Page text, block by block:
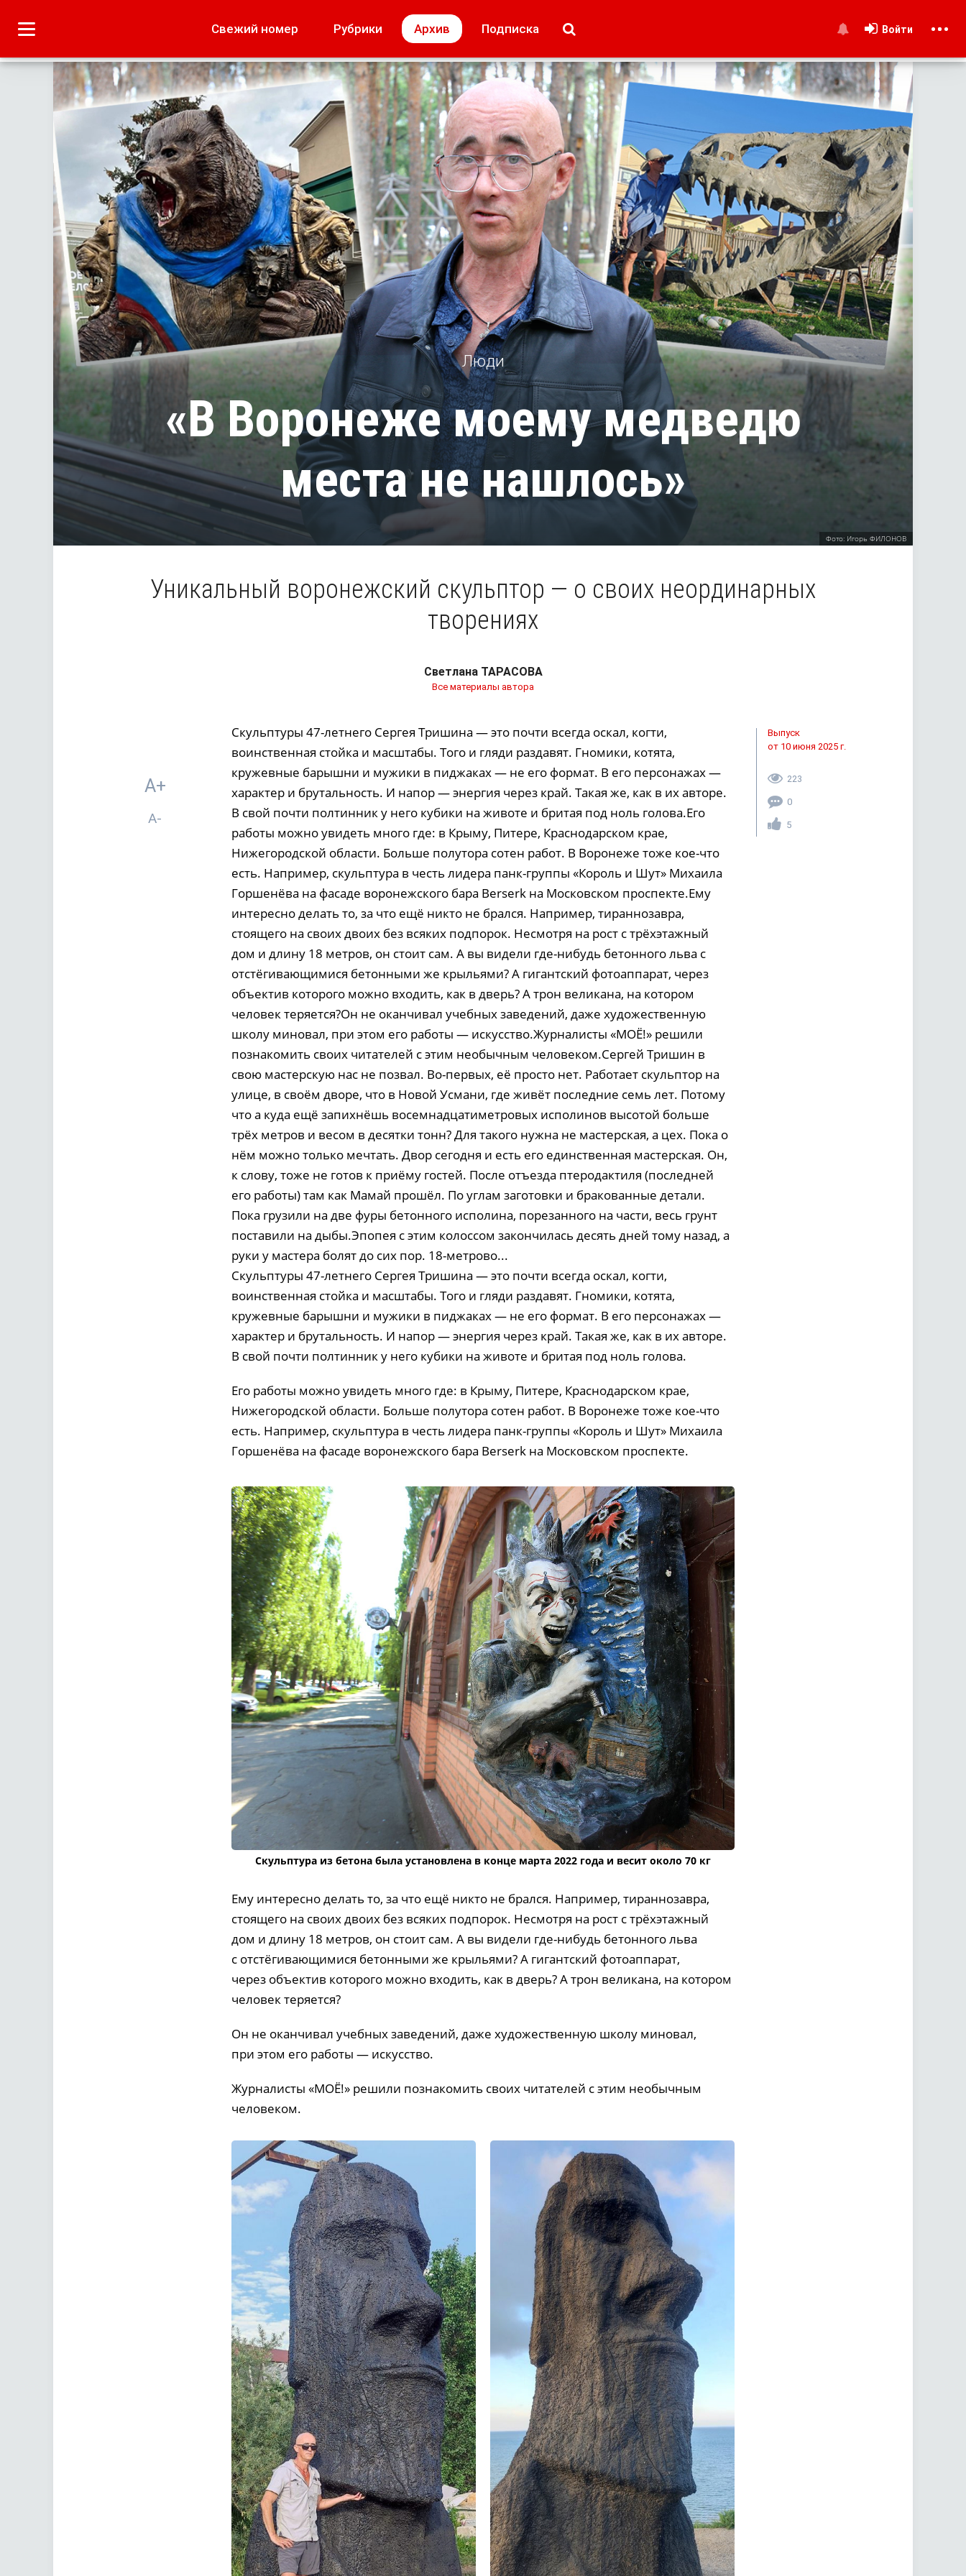
Свежий номер Рубрики Архив Подписка Войти
Лето наших читателей
МОЁ! Плюс Липецк
Образование + карьера
Свадьба недели
Люди
«В Воронеже моему медведю
места не нашлось»
Фото: Игорь ФИЛОНОВ
Уникальный воронежский скульптор — о своих неординарных
творениях
Светлана ТАРАСОВА
Все материалы автора
A+
A-
Скульптуры 47-летнего Сергея Тришина — это почти всегда оскал, когти,
воинственная стойка и масштабы. Того и гляди раздавят. Гномики, котята,
кружевные барышни и мужики в пиджаках — не его формат. В его персонажах —
характер и брутальность. И напор — энергия через край. Такая же, как в их авторе.
В свой почти полтинник у него кубики на животе и бритая под ноль голова.Его
работы можно увидеть много где: в Крыму, Питере, Краснодарском крае,
Нижегородской области. Больше полутора сотен работ. В Воронеже тоже кое-что
есть. Например, скульптура в честь лидера панк-группы «Король и Шут» Михаила
Горшенёва на фасаде воронежского бара Berserk на Московском проспекте.Ему
интересно делать то, за что ещё никто не брался. Например, тираннозавра,
стоящего на своих двоих без всяких подпорок. Несмотря на рост с трёхэтажный
дом и длину 18 метров, он стоит сам. А вы видели где-нибудь бетонного льва с
отстёгивающимися бетонными же крыльями? А гигантский фотоаппарат, через
объектив которого можно входить, как в дверь? А трон великана, на котором
человек теряется?Он не оканчивал учебных заведений, даже художественную
школу миновал, при этом его работы — искусство.Журналисты «МОЁ!» решили
познакомить своих читателей с этим необычным человеком.Сергей Тришин в
свою мастерскую нас не позвал. Во-первых, её просто нет. Работает скульптор на
улице, в своём дворе, что в Новой Усмани, где живёт последние семь лет. Потому
что а куда ещё запихнёшь восемнадцатиметровых исполинов высотой больше
трёх метров и весом в десятки тонн? Для такого нужна не мастерская, а цех. Пока о
нём можно только мечтать. Двор сегодня и есть его единственная мастерская. Он,
к слову, тоже не готов к приёму гостей. После отъезда птеродактиля (последней
его работы) там как Мамай прошёл. По углам заготовки и бракованные детали.
Пока грузили на две фуры бетонного исполина, порезанного на части, весь грунт
поставили на дыбы.Эпопея с этим колоссом закончилась десять дней тому назад, а
руки у мастера болят до сих пор. 18-метрово...
Скульптуры 47-летнего Сергея Тришина — это почти всегда оскал, когти,
воинственная стойка и масштабы. Того и гляди раздавят. Гномики, котята,
кружевные барышни и мужики в пиджаках — не его формат. В его персонажах —
характер и брутальность. И напор — энергия через край. Такая же, как в их авторе.
В свой почти полтинник у него кубики на животе и бритая под ноль голова.
Его работы можно увидеть много где: в Крыму, Питере, Краснодарском крае,
Нижегородской области. Больше полутора сотен работ. В Воронеже тоже кое-что
есть. Например, скульптура в честь лидера панк-группы «Король и Шут» Михаила
Горшенёва на фасаде воронежского бара Berserk на Московском проспекте.
Скульптура из бетона была установлена в конце марта 2022 года и весит около 70 кг
Ему интересно делать то, за что ещё никто не брался. Например, тираннозавра,
стоящего на своих двоих без всяких подпорок. Несмотря на рост с трёхэтажный
дом и длину 18 метров, он стоит сам. А вы видели где-нибудь бетонного льва
с отстёгивающимися бетонными же крыльями? А гигантский фотоаппарат,
через объектив которого можно входить, как в дверь? А трон великана, на котором
человек теряется?
Он не оканчивал учебных заведений, даже художественную школу миновал,
при этом его работы — искусство.
Журналисты «МОЁ!» решили познакомить своих читателей с этим необычным
человеком.
Выпуск
от 10 июня 2025 г.
223
0
5